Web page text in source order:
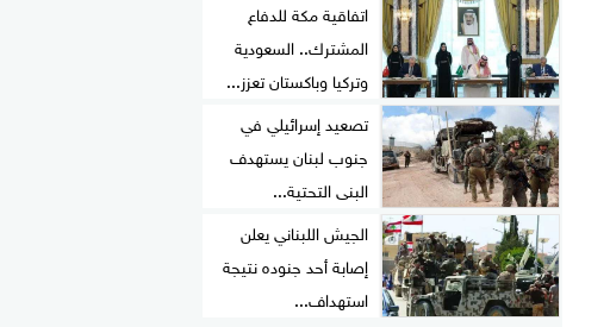
اتفاقية مكة للدفاع
المشترك.. السعودية
وتركيا وباكستان تعزز...
تصعيد إسرائيلي في
جنوب لبنان يستهدف
البنى التحتية...
الجيش اللبناني يعلن
إصابة أحد جنوده نتيجة
استهداف...